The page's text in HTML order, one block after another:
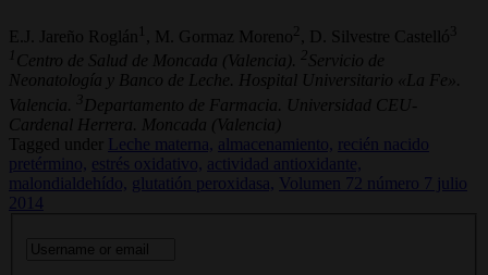
E.J. Jareño Roglán 1 , M. Gormaz Moreno , D. Silvestre Castelló 3
1 Centro de Salud de Moncada (Valencia). 2 Servicio de
Neonatología y Banco de Leche. Hospital Universitario «La Fe».
Valencia.
3 Departamento de Farmacia. Universidad CEU-
Cardenal Herrera. Moncada (Valencia)
Tagged under
Leche materna, almacenamiento,
recién nacido
pretérmino, estrés oxidativo, actividad antioxidante,
malondialdehído, glutatión peroxidasa,
Volumen 72 número 7 julio
2014